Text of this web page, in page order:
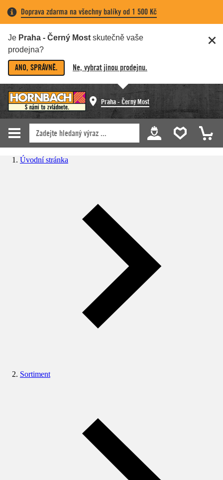
Doprava zdarma na všechny balíky od 1 500 Kč
Je Praha - Černý Most skutečně vaše
prodejna?
ANO, SPRÁVNĚ. Ne, vybrat jinou prodejnu.
Praha - Černý Most
Úvodní stránka
Sortiment